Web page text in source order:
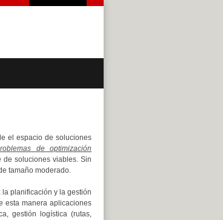
el espacio de soluciones
de optimización
soluciones viables. Sin
tamaño moderado.
planificación y la gestión
esta manera aplicaciones
gestión logística (rutas,